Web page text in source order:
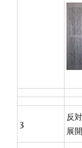
3
反
展開